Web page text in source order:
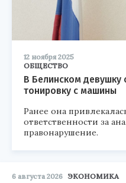
12 ноября 2025
ОБЩЕСТВО
В Белинском девушку
тонировку с машины
Ранее она
ответственности за
правонарушение.
6 августа 2026 ЭКОНОМИКА